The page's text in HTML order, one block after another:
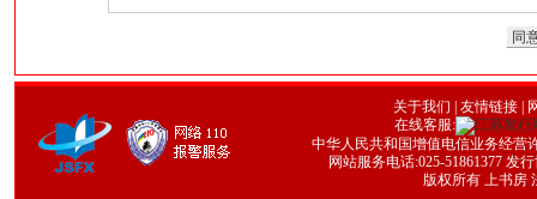
关于我们 友情链接 |
在线客服:
中华人民共和国增值电信业务经营
网站服务电话:025-51861377 发
版权所有 上书房